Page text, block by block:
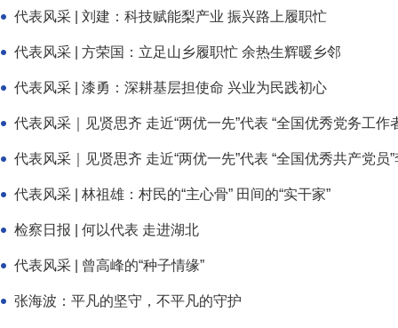
代表风采 | 刘建：科技赋能梨产业 振兴路上履职忙
代表风采 | 方荣国：立足山乡履职忙 余热生辉暖乡邻
代表风采 | 漆勇：深耕基层担使命 兴业为民践初心
代表风采｜见贤思齐 走近“两优一先”代表 “全国优秀党务工作
代表风采｜见贤思齐 走近“两优一先”代表 “全国优秀共产党员”
代表风采 | 林祖雄：村民的“主心骨” 田间的“实干家”
检察日报 | 何以代表 走进湖北
代表风采 | 曾高峰的“种子情缘”
张海波：平凡的坚守，不平凡的守护